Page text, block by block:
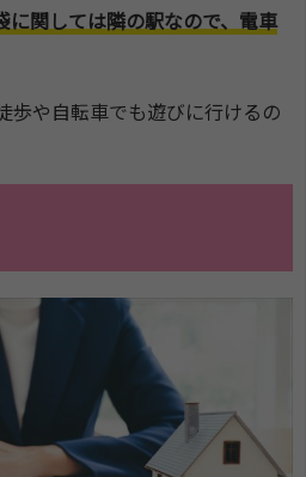
に関しては隣の駅なので、電車
歩や自転車でも遊びに行けるの